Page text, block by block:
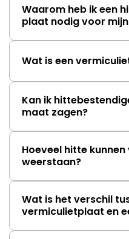
Waarom heb ik een
plaat nodig voor
Wat is een
Kan ik
maat zagen?
Hoeveel hitte
weerstaan?
Wat is het verschil
vermiculietplaat en